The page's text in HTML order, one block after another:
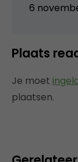
6
Plaats
Je moet
plaatsen.